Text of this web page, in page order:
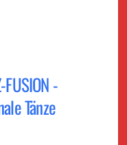
-
Tänze